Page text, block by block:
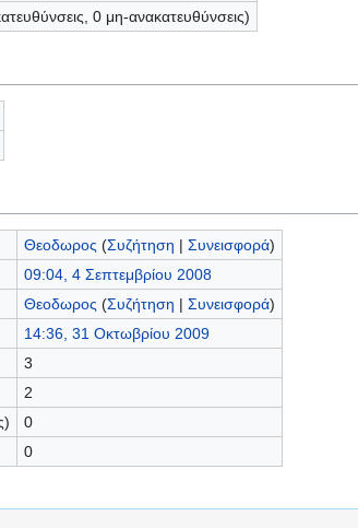
0 μη-ανακατευθύνσεις)
Θεοδωρος (Συζήτηση | Συνεισφορά)
09:04, 4 Σεπτεμβρίου 2008
Θεοδωρος (Συζήτηση | Συνεισφορά)
14:36, 31 Οκτωβρίου 2009
3
2
0
0